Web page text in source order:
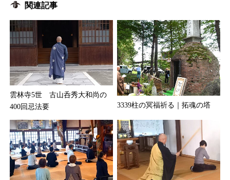
関連記事
雲林寺5世 古山呑秀大和尚の
400回忌法要
3339柱の冥福祈る｜拓魂の塔